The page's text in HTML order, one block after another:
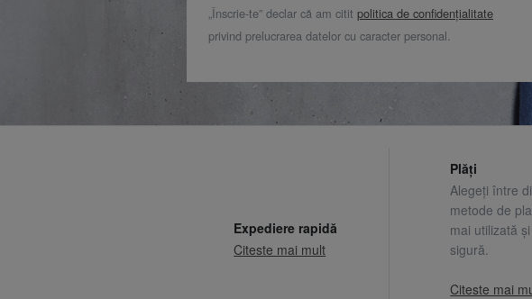
„Înscrie-te” declar că am citit politica de confidențialitate
privind prelucrarea datelor cu caracter personal.
Expediere rapidă
Citeste mai mult
Plăți
Alegeți între
metode de
mai utilizată
sigură.
Citeste mai